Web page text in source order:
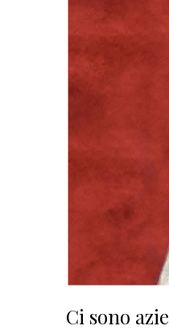
Ci sono